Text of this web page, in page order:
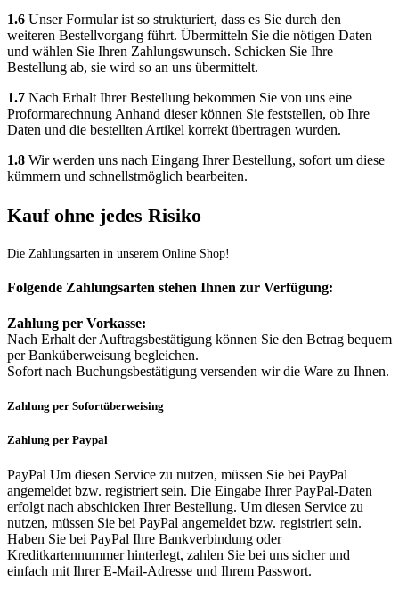
1.6 Unser Formular ist so strukturiert, dass es Sie durch den
weiteren Bestellvorgang führt. Übermitteln Sie die nötigen Daten
und wählen Sie Ihren Zahlungswunsch. Schicken Sie Ihre
Bestellung ab, sie wird so an uns übermittelt.
1.7 Nach Erhalt Ihrer Bestellung bekommen Sie von uns eine
Proformarechnung Anhand dieser können Sie feststellen, ob Ihre
Daten und die bestellten Artikel korrekt übertragen wurden.
1.8 Wir werden uns nach Eingang Ihrer Bestellung, sofort um diese
kümmern und schnellstmöglich bearbeiten.
Kauf ohne jedes Risiko
Die Zahlungsarten in unserem Online Shop!
Folgende Zahlungsarten stehen Ihnen zur Verfügung:
Zahlung per Vorkasse:
Nach Erhalt der Auftragsbestätigung können Sie den Betrag bequem
per Banküberweisung begleichen.
Sofort nach Buchungsbestätigung versenden wir die Ware zu Ihnen.
Zahlung per Sofortüberweising
Zahlung per Paypal
PayPal Um diesen Service zu nutzen, müssen Sie bei PayPal
angemeldet bzw. registriert sein. Die Eingabe Ihrer PayPal-Daten
erfolgt nach abschicken Ihrer Bestellung. Um diesen Service zu
nutzen, müssen Sie bei PayPal angemeldet bzw. registriert sein.
Haben Sie bei PayPal Ihre Bankverbindung oder
Kreditkartennummer hinterlegt, zahlen Sie bei uns sicher und
einfach mit Ihrer E-Mail-Adresse und Ihrem Passwort.